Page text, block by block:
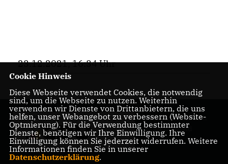
23.12.2021, 16:34 Uhr
Ihr Landrat für den
Kreis Coesfeld
Cookie Hinweis
Diese Webseite verwendet Cookies, die notwendig
sind, um die Webseite zu nutzen. Weiterhin
verwenden wir Dienste von Drittanbietern, die uns
helfen, unser Webangebot zu verbessern (Website-
Optmierung). Für die Verwendung bestimmter
Dienste, benötigen wir Ihre Einwilligung. Ihre
Einwilligung können Sie jederzeit widerrufen. Weitere
Informationen finden Sie in unserer
Datenschutzerklärung.